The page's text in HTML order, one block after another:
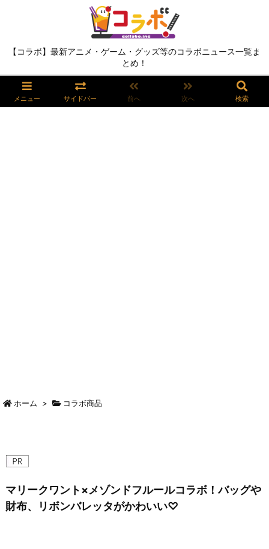
【コラボ】最新アニメ・ゲーム・グッズ等のコラボニュース一覧ま
とめ！
メニュー サイドバー 前へ 次へ 検索
ホーム > コラボ商品
マリークワント×メゾンドフルールコラボ！バッグや
財布、リボンバレッタがかわいい♡